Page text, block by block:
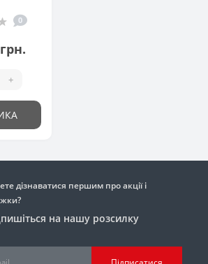
0
+
дізнаватися першим про акції і
на нашу розсилку